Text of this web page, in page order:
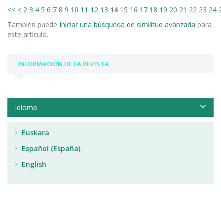
<< < 2 3 4 5 6 7 8 9 10 11 12 13 14 15 16 17 18 19 20 21 22 23 24
También puede Iniciar una búsqueda de similitud avanzada para
este artículo.
INFORMACIÓN DE LA REVISTA
Idioma
Euskara
Español (España)
English